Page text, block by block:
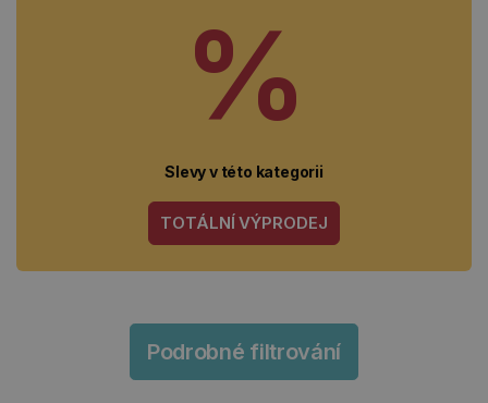
%
Slevy v této kategorii
TOTÁLNÍ VÝPRODEJ
Podrobné filtrování